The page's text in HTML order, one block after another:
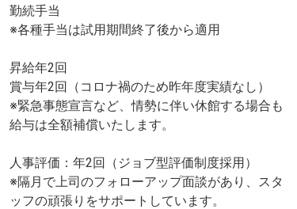
勤続手当
※各種手当は試用期間終了後から適用
昇給年2回
賞与年2回（コロナ禍のため昨年度実績なし）
※緊急事態宣言など、情勢に伴い休館する場合も
給与は全額補償いたします。
人事評価：年2回（ジョブ型評価制度採用）
※隔月で上司のフォローアップ面談があり、スタ
ッフの頑張りをサポートしています。